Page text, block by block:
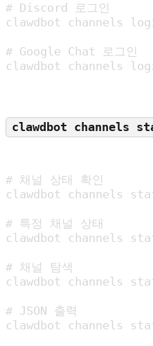
# Discord 로그인
clawdbot channels
# Google Chat 로그인
clawdbot channels
clawdbot channels
# 채널 상태 확인
clawdbot channels
# 특정 채널 상태
clawdbot channels
# 채널 탐색
clawdbot channels
# JSON 출력
clawdbot channels